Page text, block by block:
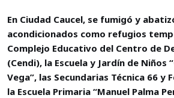
En Ciudad Caucel, se fumigó y
acondicionados como refugios
Complejo Educativo del Centro de
(Cendi), la Escuela y Jardín de Niños
Vega”, las Secundarias Técnica 66 y
la Escuela Primaria “Manuel Palma